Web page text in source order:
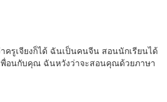
ครูเจียงก็ได้ ฉันเป็นคนจีน สอนนักเรียนได้
พื่อนกับคุณ ฉันหวังว่าจะสอนคุณด้วยภาษา